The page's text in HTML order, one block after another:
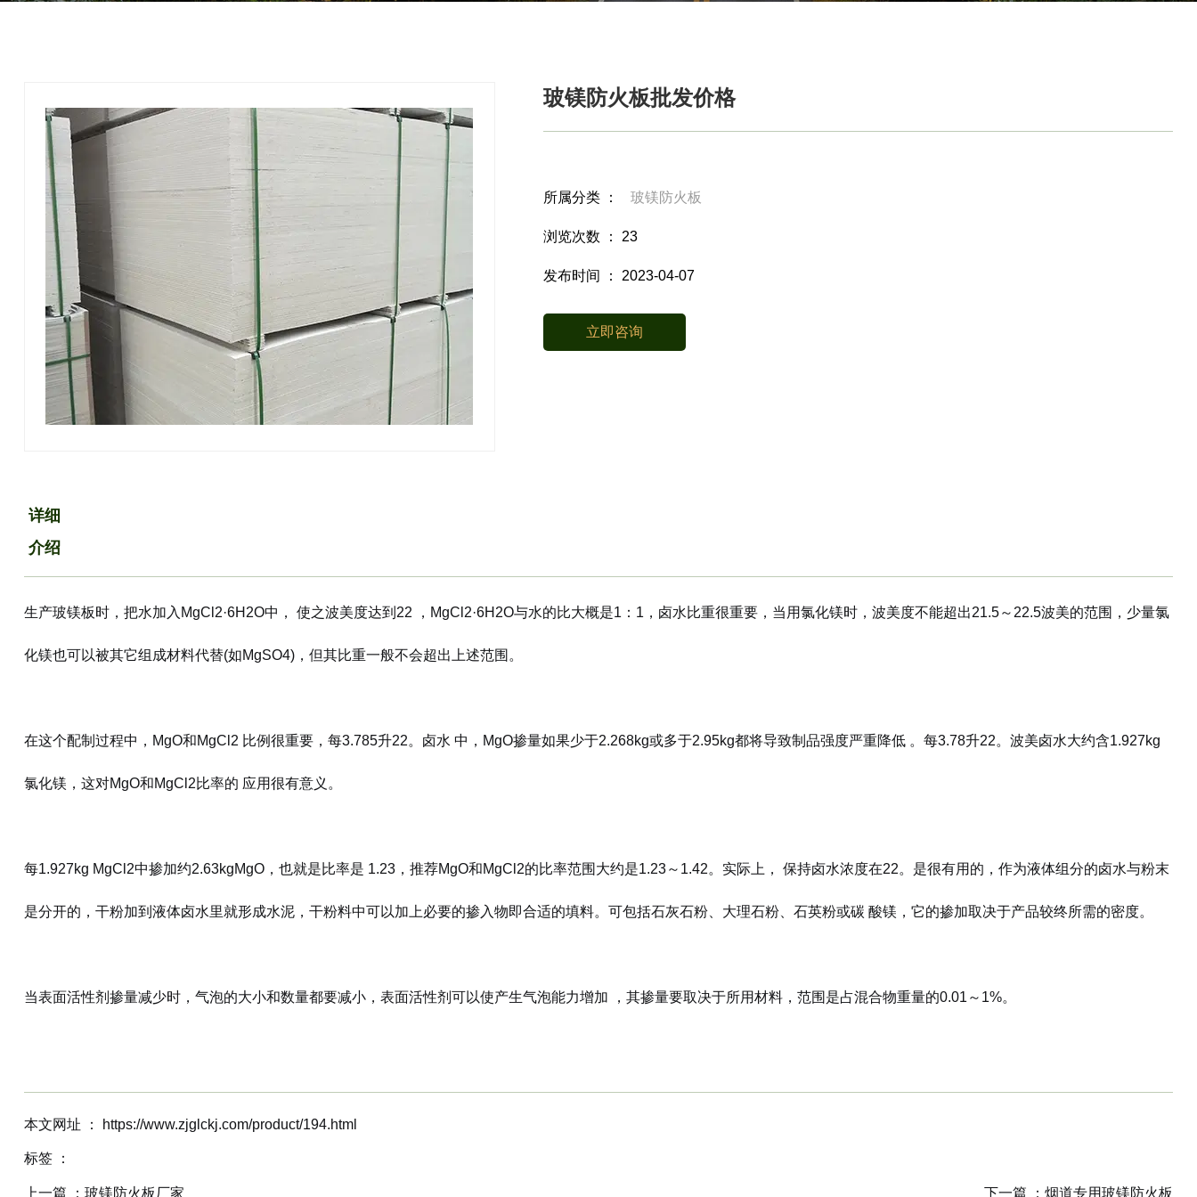
玻镁防火板批发价格
所属分类 ： 玻镁防火板
浏览次数 ： 23
发布时间 ： 2023-04-07
立即咨询
详细
介绍
生产玻镁板时，把水加入MgCl2·6H2O中， 使之波美度达到22 ，MgCl2·6H2O与水的比大概是1：1，卤水比重很重要，当用氯化镁时，波美度不能超出21.5～22.5波美的范围，少量氯
化镁也可以被其它组成材料代替(如MgSO4)，但其比重一般不会超出上述范围。
在这个配制过程中，MgO和MgCl2 比例很重要，每3.785升22。卤水 中，MgO掺量如果少于2.268kg或多于2.95kg都将导致制品强度严重降低 。每3.78升22。波美卤水大约含1.927kg
氯化镁，这对MgO和MgCl2比率的 应用很有意义。
每1.927kg MgCl2中掺加约2.63kgMgO，也就是比率是 1.23，推荐MgO和MgCl2的比率范围大约是1.23～1.42。实际上， 保持卤水浓度在22。是很有用的，作为液体组分的卤水与粉末
是分开的，干粉加到液体卤水里就形成水泥，干粉料中可以加上必要的掺入物即合适的填料。可包括石灰石粉、大理石粉、石英粉或碳 酸镁，它的掺加取决于产品较终所需的密度。
当表面活性剂掺量减少时，气泡的大小和数量都要减小，表面活性剂可以使产生气泡能力增加 ，其掺量要取决于所用材料，范围是占混合物重量的0.01～1%。
本文网址 ： https://www.zjglckj.com/product/194.html
标签 ：
上一篇 ： 玻镁防火板厂家 下一篇 ：烟道专用玻镁防火板